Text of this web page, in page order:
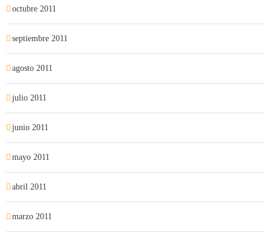
octubre 2011
septiembre 2011
agosto 2011
julio 2011
junio 2011
mayo 2011
abril 2011
marzo 2011